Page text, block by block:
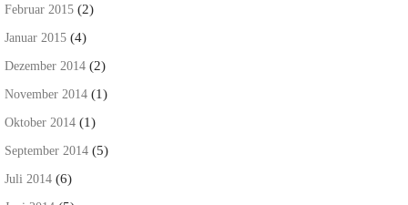
Februar 2015 (2)
Januar 2015 (4)
Dezember 2014 (2)
November 2014 (1)
Oktober 2014 (1)
September 2014 (5)
Juli 2014 (6)